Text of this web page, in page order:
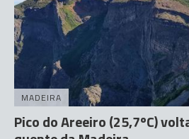
MADEIRA
Pico do Areeiro (25,7ºC)